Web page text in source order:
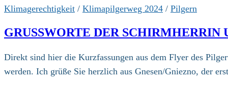
historische
Polens
Klimagerechtigkeit / Klimapilgerweg 2024 / Pilgern
GRUSSWORTE DER
Direkt sind hier die Kurzfassungen aus dem Flyer des
werden. Ich grüße Sie herzlich aus Gnesen/Gniezno, der